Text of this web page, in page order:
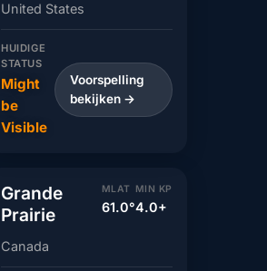
United States
HUIDIGE
STATUS
Might
be
Visible
Voorspelling
bekijken →
Grande
Prairie
MLAT
61.0°
MIN KP
4.0+
Canada